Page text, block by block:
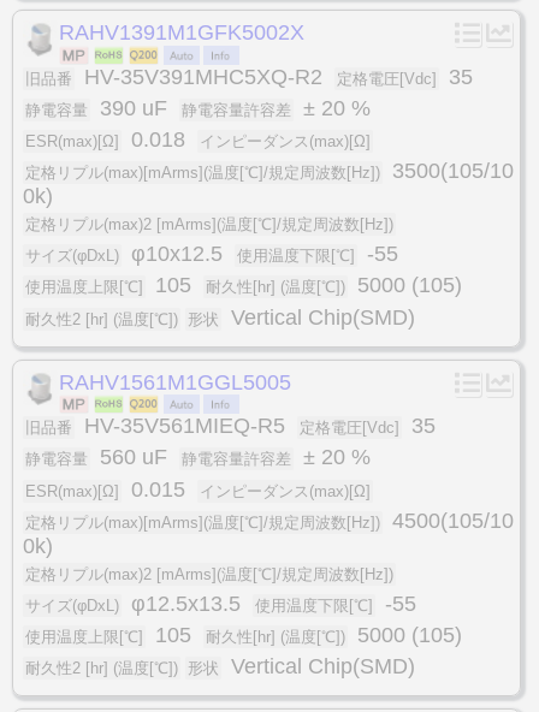
RAHV1391M1GFK5002X
旧品番 HV-35V391MHC5XQ-R2 定格電圧[Vdc] 35
静電容量 390 uF 静電容量許容差 ± 20 %
ESR(max)[Ω] 0.018
インピーダンス(max)[Ω]
定格リプル(max)[mArms](温度[℃]/規定周波数[Hz])
3500(105/10
0k)
定格リプル(max)2 [mArms](温度[℃]/規定周波数[Hz])
サイズ(φDxL)
φ10x12.5 使用温度下限[℃] -55
使用温度上限[℃] 105 耐久性[hr] (温度[℃]) 5000 (105)
耐久性2 [hr] (温度[℃]) 形状 Vertical Chip(SMD)
RAHV1561M1GGL5005
旧品番 HV-35V561MIEQ-R5 定格電圧[Vdc] 35
静電容量 560 uF 静電容量許容差 ± 20 %
ESR(max)[Ω] 0.015
インピーダンス(max)[Ω]
定格リプル(max)[mArms](温度[℃]/規定周波数[Hz])
4500(105/10
0k)
定格リプル(max)2 [mArms](温度[℃]/規定周波数[Hz])
サイズ(φDxL)
φ12.5x13.5 使用温度下限[℃] -55
使用温度上限[℃] 105 耐久性[hr] (温度[℃]) 5000 (105)
耐久性2 [hr] (温度[℃]) 形状 Vertical Chip(SMD)